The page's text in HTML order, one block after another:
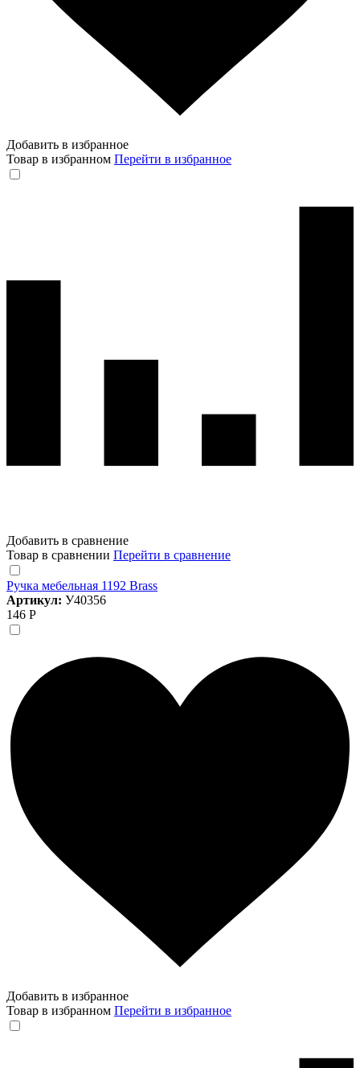
Добавить в избранное
Товар в избранном Перейти в избранное
Добавить в сравнение
Товар в сравнении Перейти в сравнение
Ручка мебельная 1192 Brass
Артикул: У40356
146 Р
Добавить в избранное
Товар в избранном Перейти в избранное